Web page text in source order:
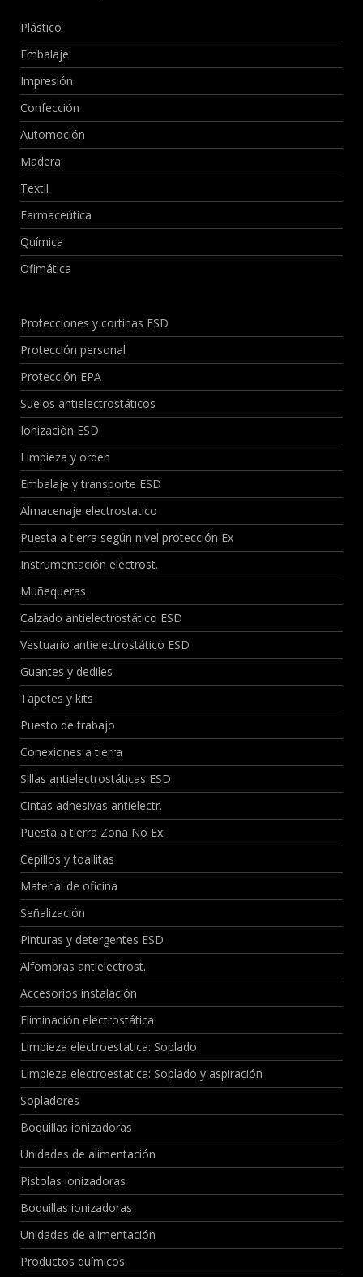
Plástico
Embalaje
Impresión
Confección
Automoción
Madera
Textil
Farmaceútica
Química
Ofimática
Protecciones y cortinas ESD
Protección personal
Protección EPA
Suelos antielectrostáticos
Ionización ESD
Limpieza y orden
Embalaje y transporte ESD
Almacenaje electrostatico
Puesta a tierra según nivel protección Ex
Instrumentación electrost.
Muñequeras
Calzado antielectrostático ESD
Vestuario antielectrostático ESD
Guantes y dediles
Tapetes y kits
Puesto de trabajo
Conexiones a tierra
Sillas antielectrostáticas ESD
Cintas adhesivas antielectr.
Puesta a tierra Zona No Ex
Cepillos y toallitas
Material de oficina
Señalización
Pinturas y detergentes ESD
Alfombras antielectrost.
Accesorios instalación
Eliminación electrostática
Limpieza electroestatica: Soplado
Limpieza electroestatica: Soplado y aspiración
Sopladores
Boquillas ionizadoras
Unidades de alimentación
Pistolas ionizadoras
Boquillas ionizadoras
Unidades de alimentación
Productos químicos